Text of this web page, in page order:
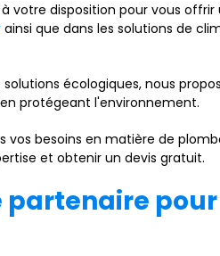
votre disposition pour vous
ainsi que dans les solutions de
écologiques, nous
protégeant l'environnement.
vos besoins en matière de
et obtenir un devis gratuit.